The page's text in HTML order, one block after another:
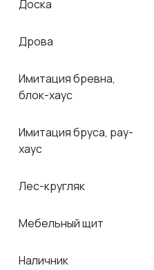
Доска
Дрова
Имитация бревна,
блок-хаус
Имитация бруса, рау-
хаус
Лес-кругляк
Мебельный щит
Наличник